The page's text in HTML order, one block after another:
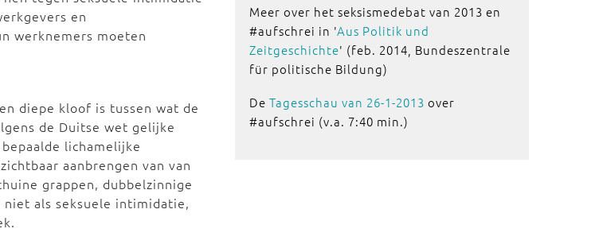
en
werknemers moeten
diepe kloof is tussen wat de
de Duitse wet gelijke
lichamelijke
aanbrengen van van
grappen, dubbelzinnige
niet als seksuele intimidatie,
Meer over het seksismedebat van 2013 en
#aufschrei in 'Aus Politik und
Zeitgeschichte' (feb. 2014, Bundeszentrale
für politische Bildung)
De Tagesschau van 26-1-2013 over
#aufschrei (v.a. 7:40 min.)